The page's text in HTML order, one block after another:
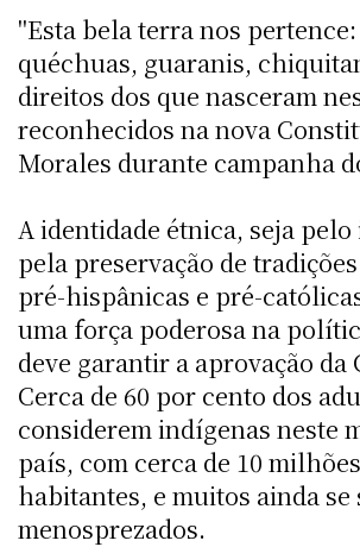
"Esta bela terra nos
quéchuas, guaranis,
direitos dos que nasceram
reconhecidos na nova
Morales durante campanha
A identidade étnica, seja pelo
pela preservação de
pré-hispânicas e pré-
uma força poderosa na
deve garantir a aprovação da
Cerca de 60 por cento dos
considerem indígenas neste
país, com cerca de 10
habitantes, e muitos ainda se
menosprezados.